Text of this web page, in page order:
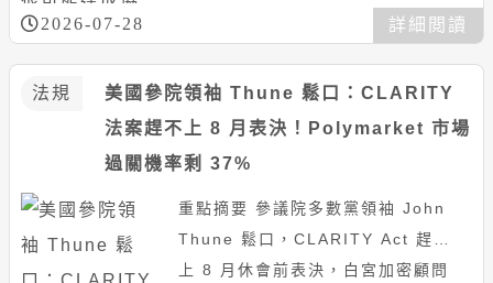
溫！美軍暫停轟炸伊朗，川普轉向推
充：...
2026-07-28 詳細閲讀
法規
美國參院領袖 Thune 鬆口：CLARITY
法案趕不上 8 月表決！Polymarket 市場
過關機率剩 37%
重點摘要 參議院多數黨領袖 John
Thune 鬆口，CLARITY Act 趕不
上 8 月休會前表決，白宮加密顧問